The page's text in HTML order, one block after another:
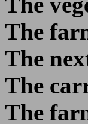
The
The
The
The